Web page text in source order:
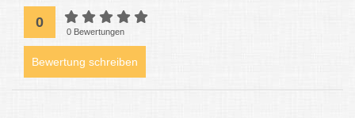
0
0 Bewertungen
Bewertung schreiben